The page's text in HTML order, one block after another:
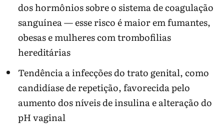
dos hormônios sobre o sistema de coagulação
sanguínea — esse risco é maior em fumantes,
obesas e mulheres com trombofilias
hereditárias
Tendência a infecções do trato genital, como
candidíase de repetição, favorecida pelo
aumento dos níveis de insulina e alteração do
pH vaginal